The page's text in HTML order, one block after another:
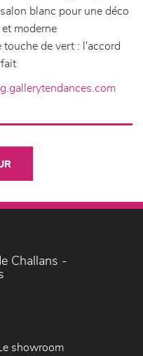
blanc pour une déco
moderne
touche de vert : l'accord
Challans -
Le showroom